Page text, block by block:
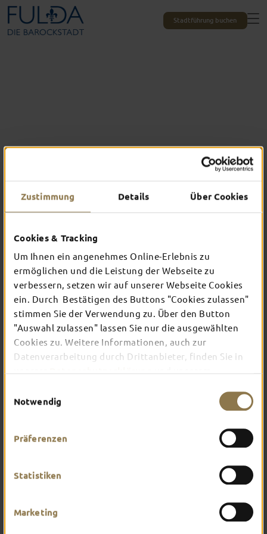
Zustimmung Details Über Cookies
Cookies & Tracking
Um Ihnen ein angenehmes Online-Erlebnis zu
ermöglichen und die Leistung der Webseite zu
verbessern, setzen wir auf unserer Webseite Cookies
ein. Durch Bestätigen des Buttons "Cookies zulassen"
stimmen Sie der Verwendung zu. Über den Button
"Auswahl zulassen" lassen Sie nur die ausgewählten
Cookies zu. Weitere Informationen, auch zur
Datenverarbeitung durch Drittanbieter, finden Sie in
Notwendig
Präferenzen
Statistiken
Marketing
Stadtführung buchen
Das erlebst du nur in Fulda
TOP-EVENTS
In Fulda ist irgendwo immer etwas los: Ob
Konzert, Musical, Erlebnis-Stadtführung oder
Theater – entdecke hier aktuelle Veranstaltungen
und Highlights in und um Fulda.